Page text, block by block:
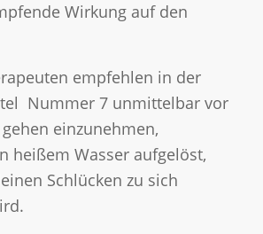
Wirkung auf den
empfehlen in der
Nummer 7 unmittelbar vor
einzunehmen,
heißem Wasser aufgelöst,
Schlücken zu sich